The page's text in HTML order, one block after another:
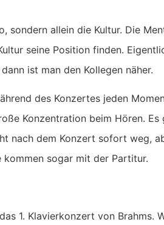
sondern allein die Kultur. Die
seine Position finden.
ist man den Kollegen näher.
des Konzertes jeden
Konzentration beim Hören.
nach dem Konzert sofort weg,
sogar mit der Partitur.
1. Klavierkonzert von Brahms.